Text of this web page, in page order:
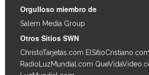
Orgulloso miembro de
Salem Media Group
Otros Sitios SWN
ChristoTarjetas.com ElSitioCristiano.com
RadioLuzMundial.com